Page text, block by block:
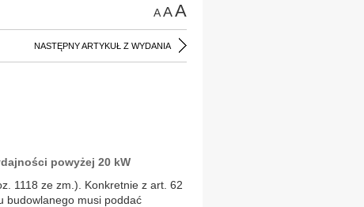
AAA
NASTĘPNY ARTYKUŁ Z WYDANIA
powyżej 20 kW
1118 ze zm.). Konkretnie z art. 62
budowlanego musi poddać